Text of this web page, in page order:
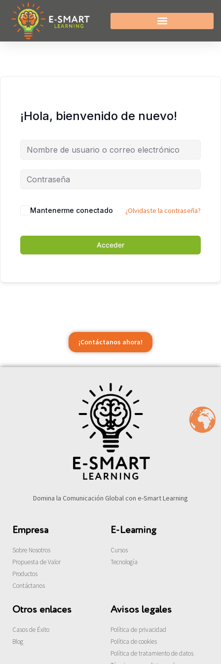
¡Hola, bienvenido de nuevo!
Mantenerme conectado ¿Olvidaste la contraseña?
Acceder
¡Contáctanos ahora!
Domina la Comunicación Global con e-Smart Learning
Empresa
Sobre Nosotros
Propuesta de Valor
Productos
Contáctanos
E-Learning
Cursos
Tecnología
Otros enlaces
Casos de Éxito
Blog
Avisos legales
Política de privacidad
Política de cookies
Política de tratamiento de datos